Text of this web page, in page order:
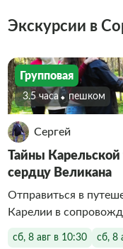
Экскурсии в
Групповая
3.5 часа Пешком
Сергей
Тайны
сердцу Великана
Отправиться в
Карелии в
сб, 8 авг в 10:30 сб, 8